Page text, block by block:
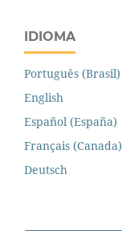
IDIOMA
Português (Brasil)
English
Español (España)
Français (Canada)
Deutsch